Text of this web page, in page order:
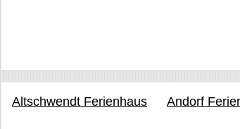
Altschwendt Ferienhaus Andorf